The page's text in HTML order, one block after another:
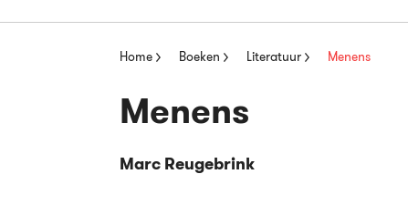
Home Boeken Literatuur Menens
Menens
Marc Reugebrink